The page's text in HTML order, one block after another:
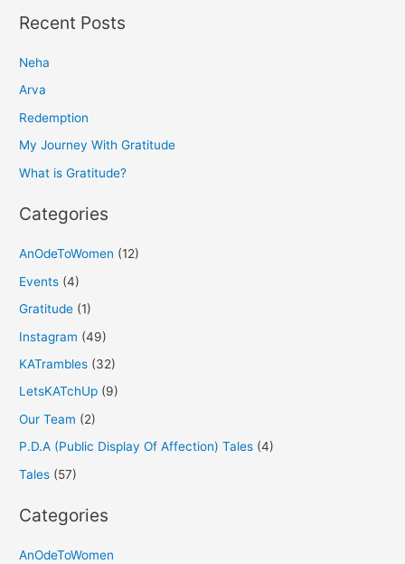
a
c
h
f
o
Recent Posts
Neha
Arva
Redemption
My Journey With Gratitude
What is Gratitude?
Categories
AnOdeToWomen (12)
Events (4)
Gratitude (1)
Instagram (49)
KATrambles (32)
LetsKATchUp (9)
Our Team (2)
P.D.A (Public Display Of Affection) Tales (4)
Tales (57)
Categories
AnOdeToWomen